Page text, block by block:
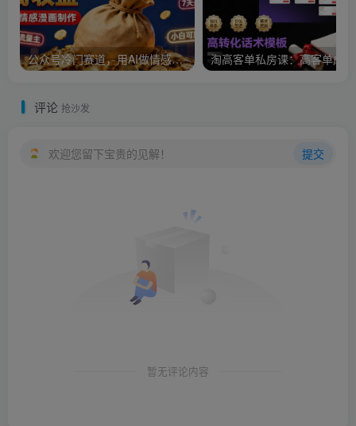
公众号冷门赛道，用AI做情感漫画，7天开通流量主，操作简单，小白可玩
评论 抢沙发
欢迎您留下宝贵的见解！ 提交
暂无评论内容